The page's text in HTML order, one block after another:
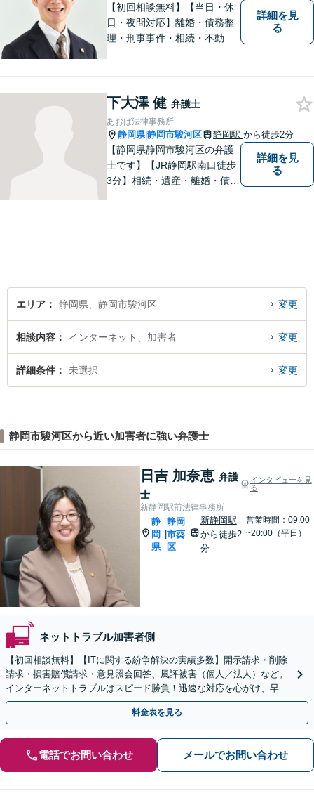
【初回相談無料】【当日・休
日・夜間対応】離婚・債務整
理・刑事事件・相続・不動産
す。法人・個人事業主の事業
再建・債務整理の問題解決に
自信があります。
詳細を見
る
下大澤 健 弁護士
あおば法律事務所
静岡県|静岡市駿河区 静岡駅 から徒歩2分
【静岡県静岡市駿河区の弁護
士です】【JR静岡駅南口徒歩
3分】相続・遺産・離婚・債務
い。
詳細を見
る
エリア 静岡県、静岡市駿河区 変更
相談内容 インターネット、加害者 変更
詳細条件 未選択 変更
静岡市駿河区から近い加害者に強い弁護士
日吉 加奈恵 弁護
士
インタビューを見
る
新静岡駅前法律事務所
静
岡
県
静岡
市葵
区
新静岡駅
から徒歩2
分
営業時間：09:00
~20:00（平日）
ネットトラブル加害者側
【初回相談無料】【ITに関する紛争解決の実績多数】開示請求・削除
請求・損害賠償請求・意見照会回答、風評被害（個人／法人）など。
インターネットトラブルはスピード勝負！迅速な対応を心がけ、早期
解決を目指します【新静岡駅直結】【夜間・休日相談可】
料金表を見る
電話でお問い合わせ メールでお問い合わせ